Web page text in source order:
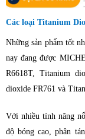
Các loại Titanium
Những sản phẩm tốt
nay đang được
R6618T, Titanium
dioxide FR761 và
Với nhiều tính năng
độ bóng cao, phân